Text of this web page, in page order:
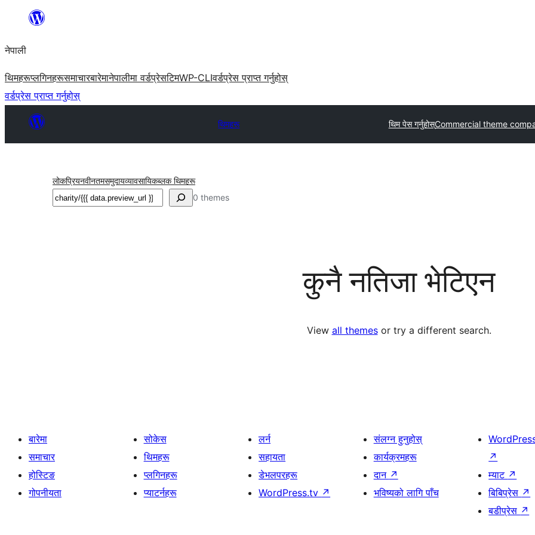
सामग्रीमा
नेपाली
थिमहरूप्लगिनहरूसमाचारबारेमानेपालीमा वर्डप्रेसटिमWP-CLIवर्डप्रेस प्राप्त गर्नुहोस्
वर्डप्रेस प्राप्त गर्नुहोस्
थिमहरू थिम पेस गर्नुहोस्Commercial theme
लोकप्रियनवीनतमसमुदायव्यावसायिकब्लक थिमहरू
खोज्नुहोस् 0 themes
कुनै नतिजा भेटिएन
View all themesor try a different search.
बारेमा
समाचार
होस्टिङ
गोपनीयता
सोकेस
थिमहरू
प्लगिनहरू
प्याटर्नहरू
लर्न
सहायता
डेभलपरहरू
WordPress.tv ↗
संलग्न हुनुहोस्
कार्यक्रमहरू
दान ↗
भविष्यको लागि पाँच
↗
म्याट ↗
बिबिप्रेस ↗
बडीप्रेस ↗